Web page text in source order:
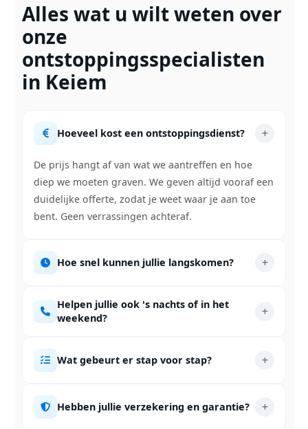
Alles wat u wilt weten over
onze
ontstoppingsspecialisten
in Keiem
Hoeveel kost een ontstoppingsdienst?
De prijs hangt af van wat we aantreffen en hoe
diep we moeten graven. We geven altijd vooraf een
duidelijke offerte, zodat je weet waar je aan toe
bent. Geen verrassingen achteraf.
Hoe snel kunnen jullie langskomen?
Helpen jullie ook 's nachts of in het
weekend?
Wat gebeurt er stap voor stap?
Hebben jullie verzekering en garantie?